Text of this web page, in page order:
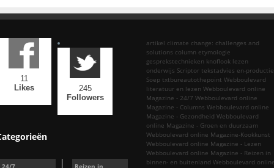
11
Likes
245
Followers
24/7
Reizen in
artikel climate change: challenges and
solutions column etymologie
gesprekstechnieken knoflook lezen
onderwijs Scriptor tekstadvies en-productie
Soep txtbureautothepoint Webboulevard
literatuur en lezen Webboulevard online
Magazine - 24/7 Webboulevard online
Magazine - Columns Webboulevard online
Magazine - Gezondheid Webboulevard
online Magazine - Groen en duurzaam
Webboulevard online Magazine-Kookkunst
Webboulevard online Magazine - Lezen
Webboulevard online Magazine - Reizen in
binnen- en buitenland Webboulevard online